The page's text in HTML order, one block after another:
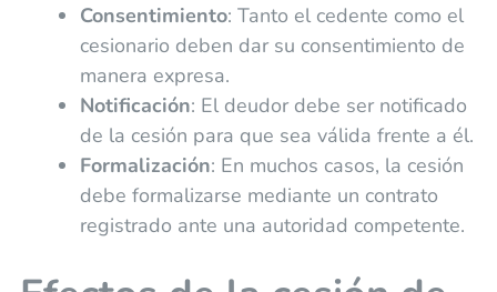
Consentimiento: Tanto el cedente como el
cesionario deben dar su consentimiento de
manera expresa.
Notificación: El deudor debe ser notificado
de la cesión para que sea válida frente a él.
Formalización: En muchos casos, la cesión
debe formalizarse mediante un contrato
registrado ante una autoridad competente.